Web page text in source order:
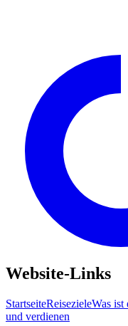
Website-Links
StartseiteReisezieleWas ist
und verdienen